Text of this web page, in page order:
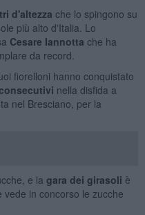
d'altezza che lo spingono su
più alto d'Italia. Lo
Cesare Iannotta che ha
da record.
fiorelloni hanno conquistato
nella disfida a
nel Bresciano, per la
e la gara dei girasoli è
in concorso le zucche